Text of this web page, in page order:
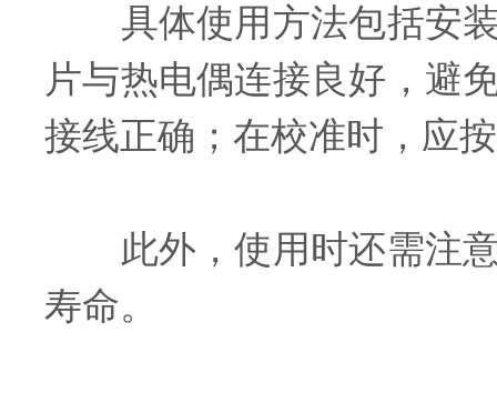
具体使用方法包括安装
片与热电偶连接良好，避
接线正确；在校准时，应
此外，使用时还需注意
寿命。